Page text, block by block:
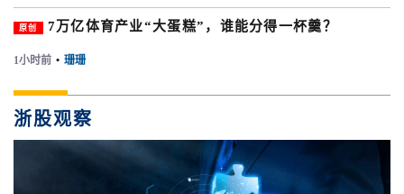
原创 7万亿体育产业“大蛋糕”，谁能分得一杯羹？
1小时前 • 珊珊
浙股观察